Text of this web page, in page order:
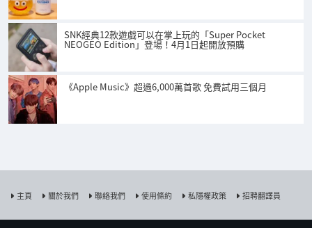
SNK經典12款遊戲可以在掌上玩的「Super Pocket
NEOGEO Edition」登場！4月1日起開放預購
《Apple Music》超過6,000萬首歌 免費試用三個月
主頁 關於我們 聯絡我們 使用條約 私隱權政策 招聘翻譯員